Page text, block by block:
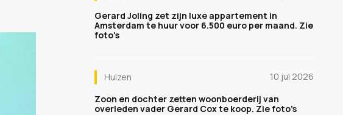
Gerard Joling zet zijn luxe appartement in
Amsterdam te huur voor 6.500 euro per maand. Zie
foto's
Huizen
10 jul 2026
Zoon en dochter zetten woonboerderij van
overleden vader Gerard Cox te koop. Zie foto's